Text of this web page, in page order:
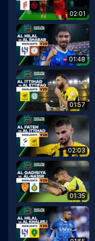
02:01
01:48
01:57
02:03
01:35